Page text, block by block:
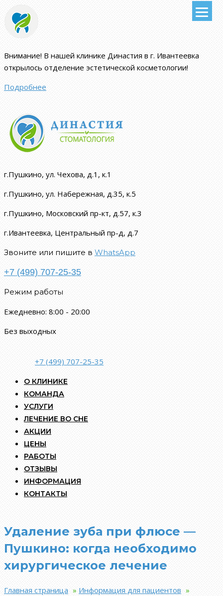
Внимание! В нашей клинике Династия в г. Ивантеевка
открылось отделение эстетической косметологии!
Подробнее
г.Пушкино, ул. Чехова, д.1, к.1
г.Пушкино, ул. Набережная, д.35, к.5
г.Пушкино, Московский пр-кт, д.57, к.3
г.Ивантеевка, Центральный пр-д, д.7
Звоните или пишите в WhatsApp
+7 (499) 707-25-35
Режим работы
Ежедневно: 8:00 - 20:00
Без выходных
+7 (499) 707-25-35
О КЛИНИКЕ
КОМАНДА
УСЛУГИ
ЛЕЧЕНИЕ ВО СНЕ
АКЦИИ
ЦЕНЫ
РАБОТЫ
ОТЗЫВЫ
ИНФОРМАЦИЯ
КОНТАКТЫ
Удаление зуба при флюсе —
Пушкино: когда необходимо
хирургическое лечение
Главная страница » Информация для пациентов »